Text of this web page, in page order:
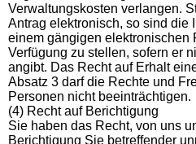
Verwaltungskosten verlangen.
Antrag elektronisch, so sind die
einem gängigen elektronischen
Verfügung zu stellen, sofern er
angibt. Das Recht auf Erhalt
Absatz 3 darf die Rechte und
Personen nicht beeinträchtigen.
(4) Recht auf Berichtigung
Sie haben das Recht, von uns
Berichtigung Sie betreffender